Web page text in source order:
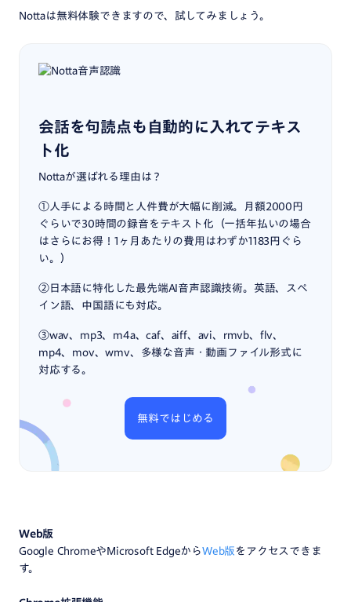
Nottaは無料体験できますので、試してみましょう。
会話を句読点も自動的に入れてテキス
ト化
Nottaが選ばれる理由は？
①人手による時間と人件費が大幅に削減。月額2000円
ぐらいで30時間の録音をテキスト化（一括年払いの場合
はさらにお得！1ヶ月あたりの費用はわずか1183円ぐら
い。）
②日本語に特化した最先端AI音声認識技術。英語、スペ
イン語、中国語にも対応。
③wav、mp3、m4a、caf、aiff、avi、rmvb、flv、
mp4、mov、wmv、多様な音声・動画ファイル形式に
対応する。
無料ではじめる
Web版
‍Google ChromeやMicrosoft EdgeからWeb版 をアクセスできま
す。